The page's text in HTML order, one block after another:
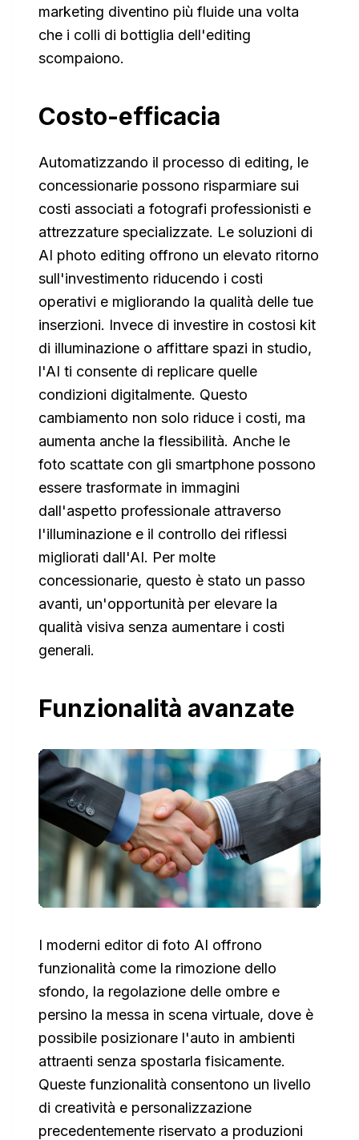
marketing diventino più fluide una volta
che i colli di bottiglia dell'editing
scompaiono.
Costo-efficacia
Automatizzando il processo di editing, le
concessionarie possono risparmiare sui
costi associati a fotografi professionisti e
attrezzature specializzate. Le soluzioni di
AI photo editing offrono un elevato ritorno
sull'investimento riducendo i costi
operativi e migliorando la qualità delle tue
inserzioni. Invece di investire in costosi kit
di illuminazione o affittare spazi in studio,
l'AI ti consente di replicare quelle
condizioni digitalmente. Questo
cambiamento non solo riduce i costi, ma
aumenta anche la flessibilità. Anche le
foto scattate con gli smartphone possono
essere trasformate in immagini
dall'aspetto professionale attraverso
l'illuminazione e il controllo dei riflessi
migliorati dall'AI. Per molte
concessionarie, questo è stato un passo
avanti, un'opportunità per elevare la
qualità visiva senza aumentare i costi
generali.
Funzionalità avanzate
I moderni editor di foto AI offrono
funzionalità come la rimozione dello
sfondo, la regolazione delle ombre e
persino la messa in scena virtuale, dove è
possibile posizionare l'auto in ambienti
attraenti senza spostarla fisicamente.
Queste funzionalità consentono un livello
di creatività e personalizzazione
precedentemente riservato a produzioni